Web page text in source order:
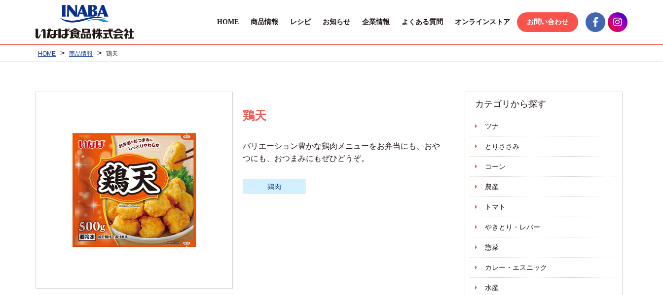
HOME 商品情報 レシピ お知らせ 企業情報 よくある質問 オンラインストア お問い合わせ
HOME > 商品情報 > 鶏天
鶏天
バリエーション豊かな鶏肉メニューをお弁当にも、おや
つにも、おつまみにもぜひどうぞ。
鶏肉
カテゴリから探す
ツナ
とりささみ
コーン
農産
トマト
やきとり・レバー
惣菜
カレー・エスニック
水産